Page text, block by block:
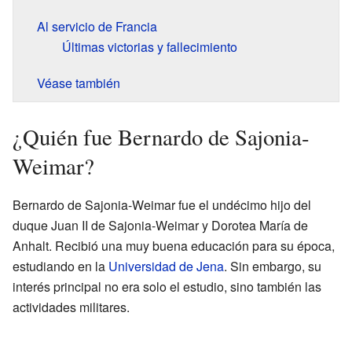
Al servicio de Francia
Últimas victorias y fallecimiento
Véase también
¿Quién fue Bernardo de Sajonia-
Weimar?
Bernardo de Sajonia-Weimar fue el undécimo hijo del
duque Juan II de Sajonia-Weimar y Dorotea María de
Anhalt. Recibió una muy buena educación para su época,
estudiando en la Universidad de Jena. Sin embargo, su
interés principal no era solo el estudio, sino también las
actividades militares.